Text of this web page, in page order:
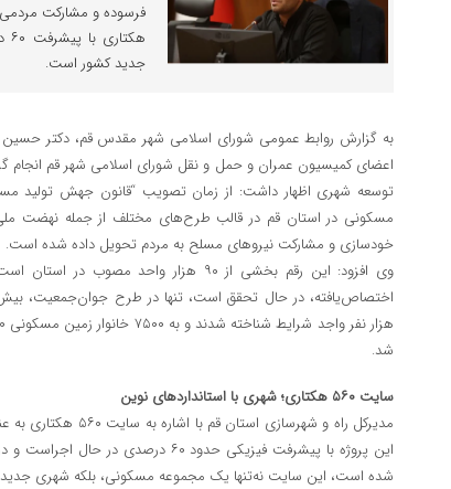
جدید کشور است.
اعضای کمیسیون عمران و حمل و نقل شورای اسلامی شهر قم انجام
مسکونی در استان قم در قالب طرح‌های مختلف از جمله نهضت
خودسازی و مشارکت نیروهای مسلح به مردم تحویل داده شده است.
وی افزود: این رقم بخشی از ۹۰ هزار
شد.
سایت ۵۶۰ هکتاری؛ شهری با استانداردهای نوین
مدیرکل راه و
شده است، این سایت نه‌تنها یک مجموعه مسکونی، بلکه شهری جدید